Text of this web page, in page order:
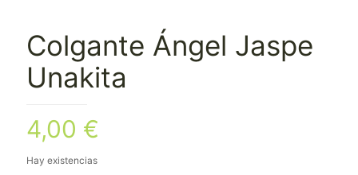
Colgante Ángel Jaspe
Unakita
4,00 €
Hay existencias